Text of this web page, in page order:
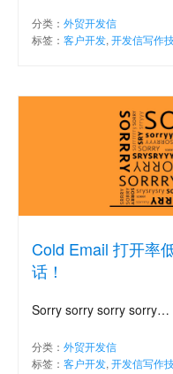
分类： 外贸开发信
标签： 客户开发, 开发信写作
Cold Email 打开率
话！
Sorry sorry sorry sorry…
分类： 外贸开发信
标签： 客户开发, 开发信写作